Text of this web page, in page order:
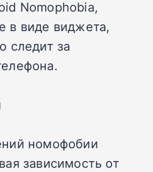
Nomophobia,
в виде виджета,
следит за
номофобии
зависимость от